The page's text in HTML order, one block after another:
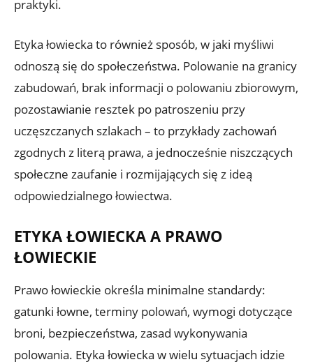
praktyki.
Etyka łowiecka to również sposób, w jaki myśliwi
odnoszą się do społeczeństwa. Polowanie na granicy
zabudowań, brak informacji o polowaniu zbiorowym,
pozostawianie resztek po patroszeniu przy
uczęszczanych szlakach – to przykłady zachowań
zgodnych z literą prawa, a jednocześnie niszczących
społeczne zaufanie i rozmijających się z ideą
odpowiedzialnego łowiectwa.
ETYKA ŁOWIECKA A PRAWO
ŁOWIECKIE
Prawo łowieckie określa minimalne standardy:
gatunki łowne, terminy polowań, wymogi dotyczące
broni, bezpieczeństwa, zasad wykonywania
polowania. Etyka łowiecka w wielu sytuacjach idzie